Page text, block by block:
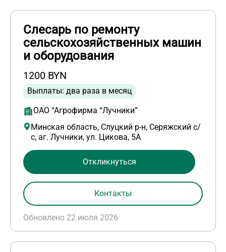
Слесарь по ремонту
сельскохозяйственных машин
и оборудования
1200 BYN
Выплаты: два раза в месяц
ОАО “Агрофирма “Лучники”
Минская область, Слуцкий р-н, Серяжский с/
с, аг. Лучники, ул. Цикова, 5А
Обновлено 22 июля 2026
Откликнуться
Контакты